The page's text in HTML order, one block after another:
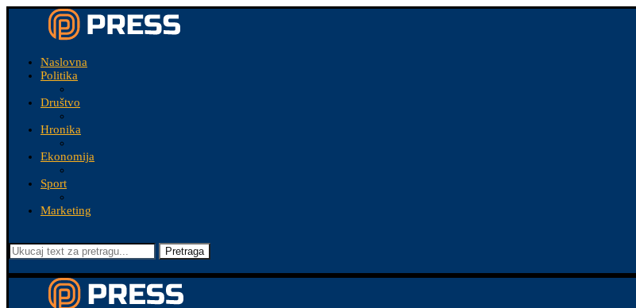
Naslovna
Politika
Društvo
Hronika
Ekonomija
Sport
Marketing
Pretraga